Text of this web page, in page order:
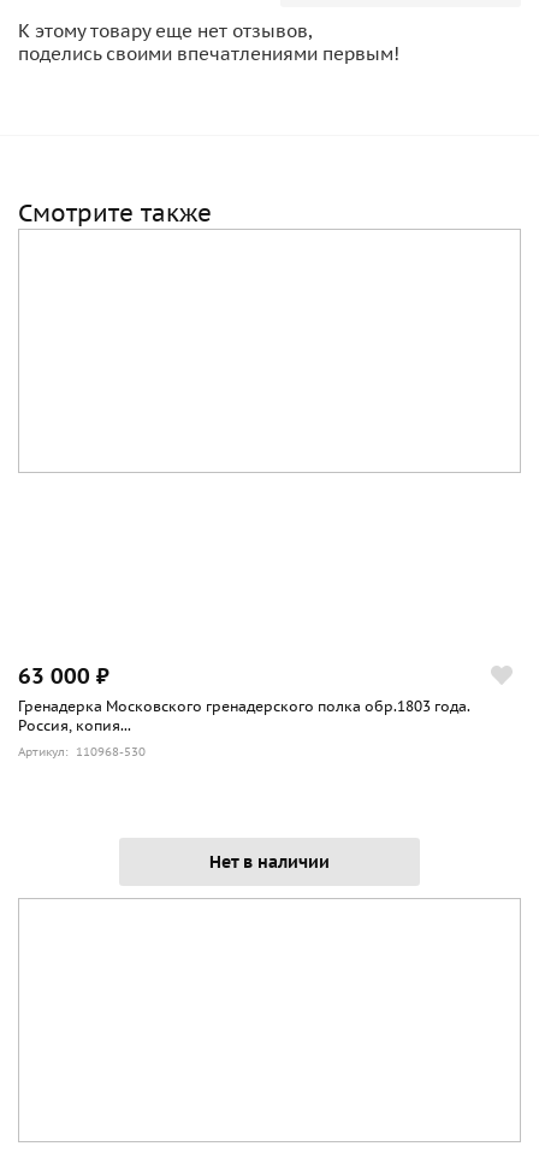
К этому товару еще нет отзывов,
поделись своими впечатлениями первым!
Смотрите также
63 000 ₽
Гренадерка Московского гренадерского полка обр.1803 года.
Россия, копия...
Артикул: 110968-530
Нет в наличии